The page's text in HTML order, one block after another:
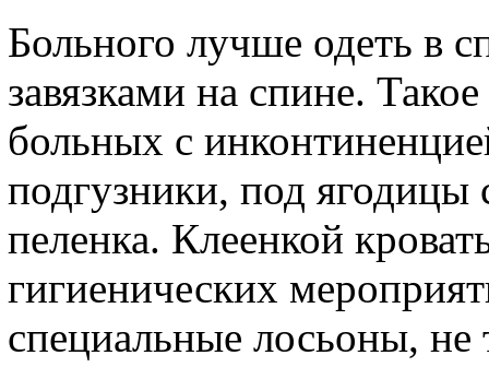
Больного лучше одеть в
завязками на спине.
больных с
подгузники, под ягодицы
пеленка. Клеенкой
гигиенических
специальные лосьоны,